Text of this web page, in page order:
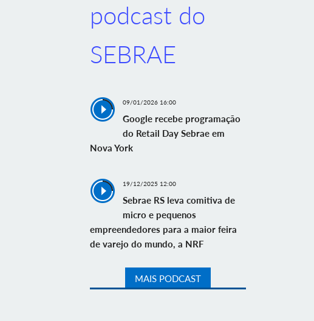
podcast do
SEBRAE
09/01/2026 16:00
Google recebe programação
do Retail Day Sebrae em
Nova York
19/12/2025 12:00
Sebrae RS leva comitiva de
micro e pequenos
empreendedores para a maior feira
de varejo do mundo, a NRF
MAIS PODCAST